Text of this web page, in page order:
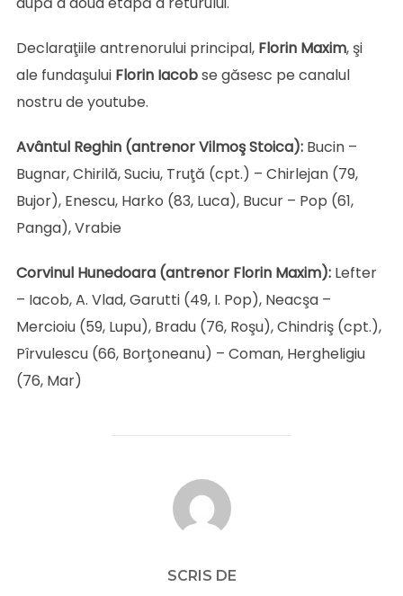
Declaraţiile antrenorului principal, Florin Maxim, şi
ale fundaşului Florin Iacobse găsesc pe canalul
nostru de youtube.
Avântul Reghin (antrenor Vilmoş Stoica):Bucin –
Bugnar, Chirilă, Suciu, Truţă (cpt.) – Chirlejan (79,
Bujor), Enescu, Harko (83, Luca), Bucur – Pop (61,
Panga), Vrabie
Corvinul Hunedoara (antrenor Florin Maxim):Lefter
– Iacob, A. Vlad, Garutti (49, I. Pop), Neacşa –
Mercioiu (59, Lupu), Bradu (76, Roşu), Chindriş (cpt.),
Pîrvulescu (66, Borţoneanu) – Coman, Hergheligiu
(76, Mar)
AUTOR ARTICOL
SCRIS DE